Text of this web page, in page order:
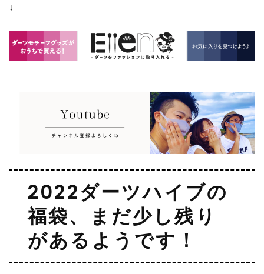
↓
2022ダーツハイブの
福袋、まだ少し残り
があるようです！